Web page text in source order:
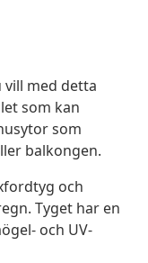
vill med detta
som kan
som
balkongen.
och
Tyget har en
och UV-